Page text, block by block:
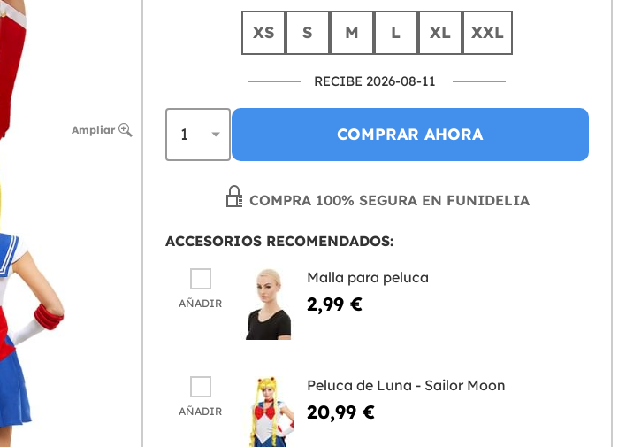
Ampliar
XS S M L XL XXL
RECIBE 2026-08-11
COMPRAR AHORA
COMPRA 100% SEGURA EN FUNIDELIA
ACCESORIOS RECOMENDADOS:
AÑADIR
Malla para peluca
2,99 €
AÑADIR
Peluca de Luna - Sailor Moon
20,99 €